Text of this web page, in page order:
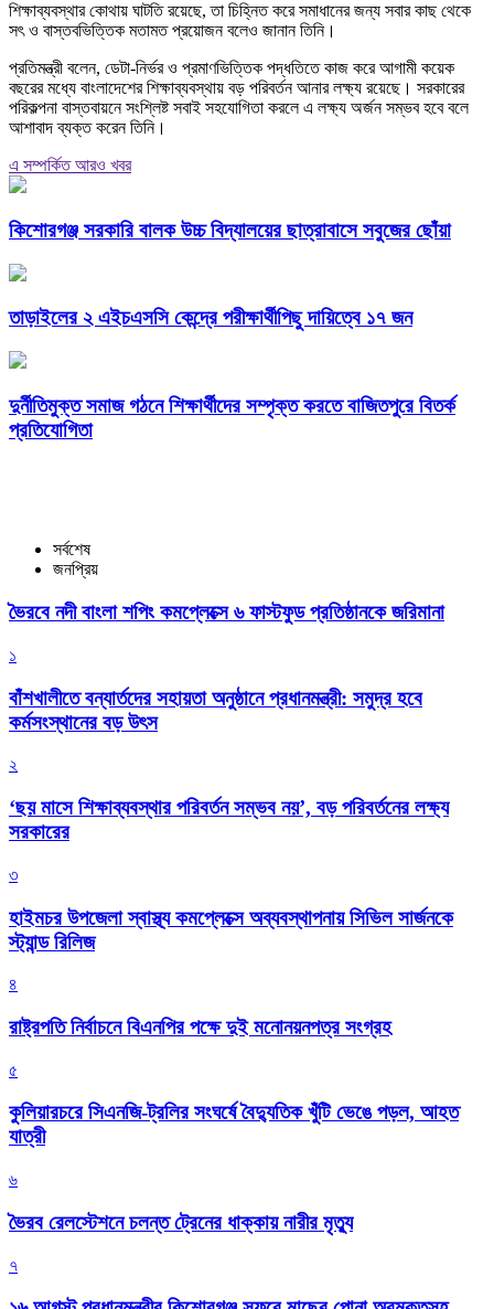
শিক্ষাব্যবস্থার কোথায় ঘাটতি রয়েছে, তা চিহ্নিত করে সমাধানের জন্য সবার কাছ থেকে
সৎ ও বাস্তবভিত্তিক মতামত প্রয়োজন বলেও জানান তিনি।
প্রতিমন্ত্রী বলেন, ডেটা-নির্ভর ও প্রমাণভিত্তিক পদ্ধতিতে কাজ করে আগামী কয়েক
বছরের মধ্যে বাংলাদেশের শিক্ষাব্যবস্থায় বড় পরিবর্তন আনার লক্ষ্য রয়েছে। সরকারের
পরিকল্পনা বাস্তবায়নে সংশ্লিষ্ট সবাই সহযোগিতা করলে এ লক্ষ্য অর্জন সম্ভব হবে বলে
আশাবাদ ব্যক্ত করেন তিনি।
এ সম্পর্কিত আরও খবর
কিশোরগঞ্জ সরকারি বালক উচ্চ বিদ্যালয়ের ছাত্রাবাসে সবুজের ছোঁয়া
তাড়াইলের ২ এইচএসসি কেন্দ্রে পরীক্ষার্থীপিছু দায়িত্বে ১৭ জন
দুর্নীতিমুক্ত সমাজ গঠনে শিক্ষার্থীদের সম্পৃক্ত করতে বাজিতপুরে বিতর্ক
প্রতিযোগিতা
সর্বশেষ
জনপ্রিয়
ভৈরবে নদী বাংলা শপিং কমপ্লেক্সে ৬ ফাস্টফুড প্রতিষ্ঠানকে জরিমানা
১
বাঁশখালীতে বন্যার্তদের সহায়তা অনুষ্ঠানে প্রধানমন্ত্রী: সমুদ্র হবে
কর্মসংস্থানের বড় উৎস
২
‘ছয় মাসে শিক্ষাব্যবস্থার পরিবর্তন সম্ভব নয়’, বড় পরিবর্তনের লক্ষ্য
সরকারের
৩
হাইমচর উপজেলা স্বাস্থ্য কমপ্লেক্সে অব্যবস্থাপনায় সিভিল সার্জনকে
স্ট্যান্ড রিলিজ
৪
রাষ্ট্রপতি নির্বাচনে বিএনপির পক্ষে দুই মনোনয়নপত্র সংগ্রহ
৫
কুলিয়ারচরে সিএনজি-ট্রলির সংঘর্ষে বৈদ্যুতিক খুঁটি ভেঙে পড়ল, আহত
যাত্রী
৬
ভৈরব রেলস্টেশনে চলন্ত ট্রেনের ধাক্কায় নারীর মৃত্যু
৭